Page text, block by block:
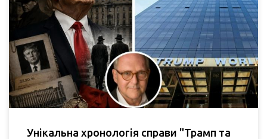
Унікальна хронологія справи "Трамп та